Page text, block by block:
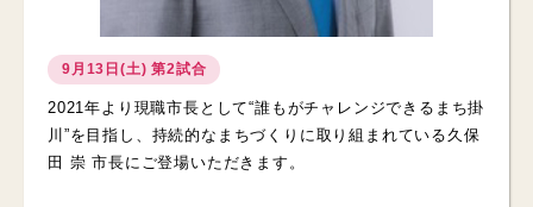
9月13日(土) 第2試合
2021年より現職市長として“誰もがチャレンジできるまち掛
川”を目指し、持続的なまちづくりに取り組まれている久保
田 崇 市長にご登場いただきます。